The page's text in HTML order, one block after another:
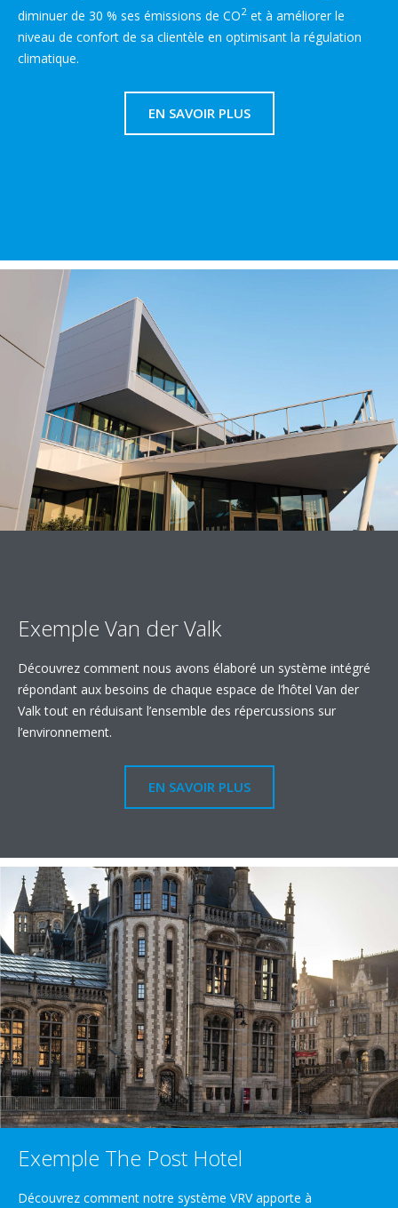
diminuer de 30 % ses émissions de CO2 et à améliorer le
niveau de confort de sa clientèle en optimisant la régulation
climatique.
EN SAVOIR PLUS
Exemple Van der Valk
Découvrez comment nous avons élaboré un système intégré
répondant aux besoins de chaque espace de l’hôtel Van der
Valk tout en réduisant l’ensemble des répercussions sur
l’environnement.
EN SAVOIR PLUS
Exemple The Post Hotel
Découvrez comment notre système VRV apporte à